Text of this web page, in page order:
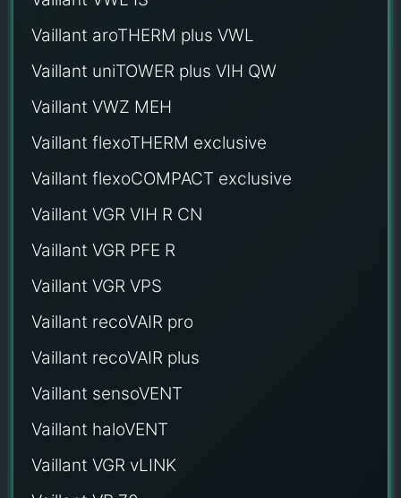
Vaillant aroTHERM plus VWL
Vaillant uniTOWER plus VIH QW
Vaillant VWZ MEH
Vaillant flexoTHERM exclusive
Vaillant flexoCOMPACT exclusive
Vaillant VGR VIH R CN
Vaillant VGR PFE R
Vaillant VGR VPS
Vaillant recoVAIR pro
Vaillant recoVAIR plus
Vaillant sensoVENT
Vaillant haloVENT
Vaillant VGR vLINK